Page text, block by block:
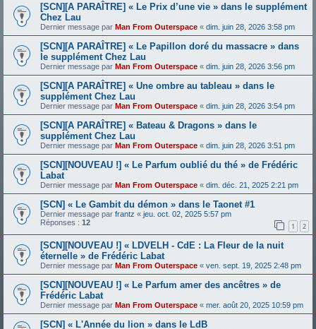
[SCN][A PARAÎTRE] « Le Prix d’une vie » dans le supplément
Chez Lau
Dernier message par Man From Outerspace « dim. juin 28, 2026 3:58 pm
[SCN][A PARAÎTRE] « Le Papillon doré du massacre » dans
le supplément Chez Lau
Dernier message par Man From Outerspace « dim. juin 28, 2026 3:56 pm
[SCN][A PARAÎTRE] « Une ombre au tableau » dans le
supplément Chez Lau
Dernier message par Man From Outerspace « dim. juin 28, 2026 3:54 pm
[SCN][A PARAÎTRE] « Bateau & Dragons » dans le
supplément Chez Lau
Dernier message par Man From Outerspace « dim. juin 28, 2026 3:51 pm
[SCN][NOUVEAU !] « Le Parfum oublié du thé » de Frédéric
Labat
Dernier message par Man From Outerspace « dim. déc. 21, 2025 2:21 pm
[SCN] « Le Gambit du démon » dans le Taonet #1
Dernier message par frantz « jeu. oct. 02, 2025 5:57 pm
Réponses : 12 1 2
[SCN][NOUVEAU !] « LDVELH - CdE : La Fleur de la nuit
éternelle » de Frédéric Labat
Dernier message par Man From Outerspace « ven. sept. 19, 2025 2:48 pm
[SCN][NOUVEAU !] « Le Parfum amer des ancêtres » de
Frédéric Labat
Dernier message par Man From Outerspace « mer. août 20, 2025 10:59 pm
[SCN] « L'Année du lion » dans le LdB